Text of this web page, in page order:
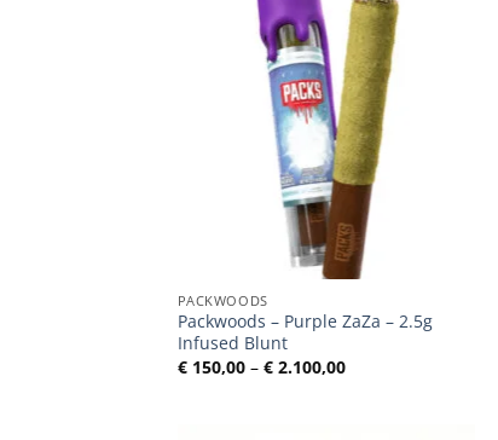
PACKWOODS
Packwoods – Purple ZaZa – 2.5g
Infused Blunt
€150,00 – €2.100,00Preisspanne: